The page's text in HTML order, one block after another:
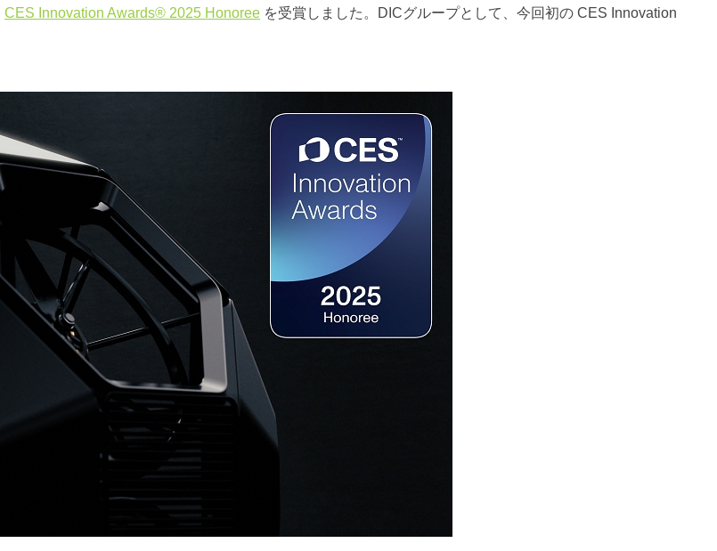
CES Innovation Awards® 2025 Honoree を受賞しました。DICグループとして、今回初の CES Innovation